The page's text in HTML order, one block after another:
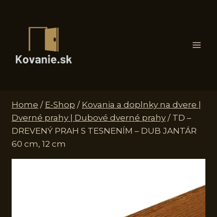
Home / E-Shop / Kovania a doplnky na dvere |
Dverné prahy | Dubové dverné prahy / TD –
DREVENÝ PRAH S TESNENÍM – DUB JANTÁR
60 cm, 12 cm